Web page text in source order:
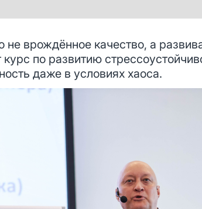
не врождённое качество, а
по развитию
даже в условиях хаоса.